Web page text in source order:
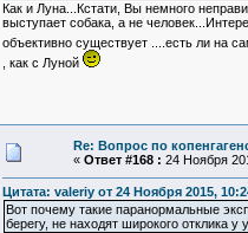
Как и Луна...Кстати, Вы немного
выступает собака, а не
объективно существует ....есть ли на
, как с Луной
Re: Вопрос по
« Ответ #168 : 24 Ноября
Цитата: valeriy от 24 Ноября 2015,
Вот почему такие паранормальные
берегу, не находят широкого отклика у